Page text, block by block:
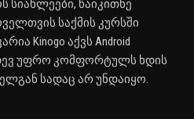
სიახლეები, წაიკითხე
საქმის კურსში
Kinogo აქვს Android
უფრო კომფორტულს ხდის
სადაც არ უნდაიყო.